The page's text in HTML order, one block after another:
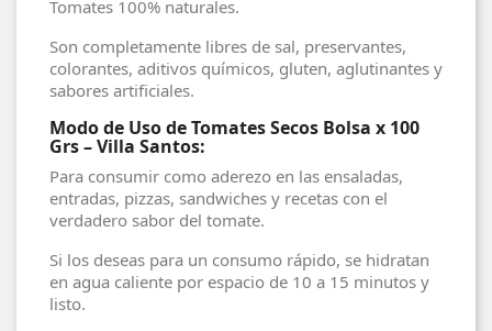
Tomates 100% naturales.
Son completamente libres de sal, preservantes,
colorantes, aditivos químicos, gluten, aglutinantes y
sabores artificiales.
Modo de Uso de Tomates Secos Bolsa x 100
Grs – Villa Santos:
Para consumir como aderezo en las ensaladas,
entradas, pizzas, sandwiches y recetas con el
verdadero sabor del tomate.
Si los deseas para un consumo rápido, se hidratan
en agua caliente por espacio de 10 a 15 minutos y
listo.